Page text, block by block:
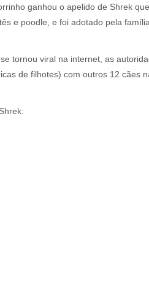
ganhou o apelido de Shrek
e poodle, e foi adotado pela
tornou viral na internet, as
de filhotes) com outros 12 cães